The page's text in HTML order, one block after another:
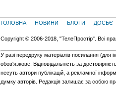
ГОЛОВНА НОВИНИ БЛОГИ ДОСЬЄ
Copyright © 2006-2018, "ТелеПростір". Всі
У разі передруку матеріалів посилання
обов'язкове. Відповідальність за
несуть автори публікацій, а рекламної
думку авторів. Редакція залишає за собою